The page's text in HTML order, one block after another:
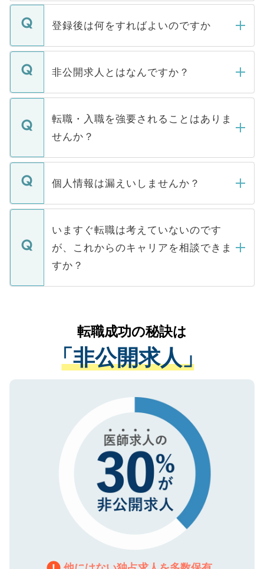
登録後は何をすればよいのですか
ご登録いただきましたら、弊社担当者がご
登録内容を確認し、その後メールもしくは
ます。通常、5営業日以内にはご連絡をせて
いただきますので、しばらくお待ちくださ
非公開求人とはなんですか？
マイナビDOCTORで取り扱っている求人の
うち約3割は、Webサイトからご覧いただ
けない「非公開求人」です。非公開求人は
下記の理由によって、一般には公開してい
ません。
■応募殺到を避けるため 人気のある医療機
関を公にしてしまうと、応募が殺到する場
に、医療機関が求める条件に合った人材の
みを人材紹介会社に依頼するケースが増え
ています。
転職・入職を強要されることはありま
せんか？
転職・入職を強要することは一切ありませ
ん。また、仮に応募先から内定をいただい
定を承諾する必要はありません。内定先へ
の辞退の連絡はキャリアパートナーが行い
個人情報は漏えいしませんか？
個人情報が漏えいすることはありませんの
で、ご安心ください。当サイトからの登録
などで収集したご登録者様の個人情報は、
ご本人のキャリアアップおよび転職活動の
支援を目的に使用いたします。お預かりし
ているすべての個人データはご本人の許可
は、個人情報の取り扱いについての厳密な
管理基準を満たした事業者のみに付与され
る、プライバシーマークを取得済みです。
で、機密保持に関してもご安心ください。
いますぐ転職は考えていないのです
が、これからのキャリアを相談できま
すか？
かがいして、現在の医療機関の状況や紹介
経験をまじえながら、適切なアドバイスを
させていただきます。すぐにご転職をされ
ない方には、長期的なサポートが可能です
ので、まずはご登録ください。
転職成功の秘訣は
「非公開求人」